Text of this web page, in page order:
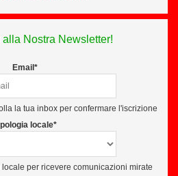
alla Nostra Newsletter!
Email*
la tua inbox per confermare l'iscrizione
locale*
per ricevere comunicazioni mirate